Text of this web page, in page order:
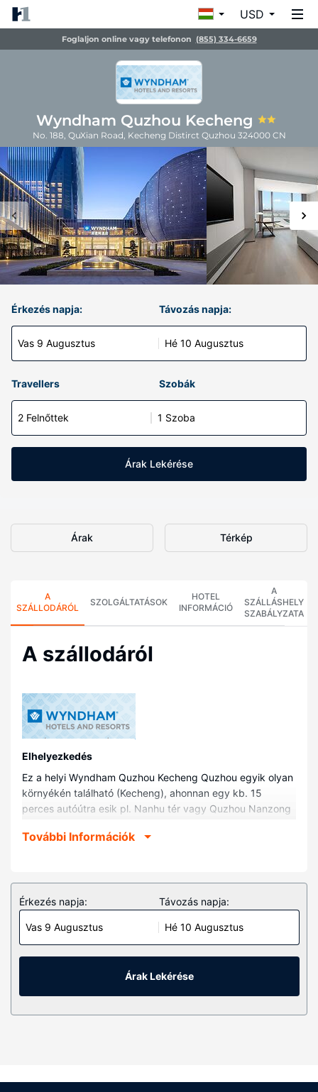
USD
Foglaljon online vagy telefonon (855) 334-6659
Wyndham Quzhou Kecheng
No. 188, QuXian Road, Kecheng Distirct Quzhou 324000 CN
Érkezés napja:
Vas 9 Augusztus
Távozás napja:
Hé 10 Augusztus
Travellers Szobák
2 Felnőttek 1 Szoba
Árak Lekérése
Árak Térkép
A
SZÁLLODÁRÓL
SZOLGÁLTATÁSOK
HOTEL
INFORMÁCIÓ
A
SZÁLLÁSHELY
SZABÁLYZATA
A szállodáról
Elhelyezkedés
Ez a helyi Wyndham Quzhou Kecheng Quzhou egyik olyan
környékén található (Kecheng), ahonnan egy kb. 15
perces autóútra esik pl. Nanhu tér vagy Quzhou Nanzong
található Fushan park, ill. 9,4 km-re Quzhoui Múzeum
A légkondicionált szobák egyikében igazán otthon
érezheti majd magát. A fürdőszobák mindegyikében van
ingyenes piperecikkek és hajszárító is. A kényelmi
felszerelések és szolgáltatások közé tartozik
vasaló/vasalódeszka, valamint takarítás naponta.
és 24 órában nyitva tartó recepció is igénybe vehető.
További Információk
Érkezés napja:
Vas 9 Augusztus
Távozás napja:
Hé 10 Augusztus
Árak Lekérése